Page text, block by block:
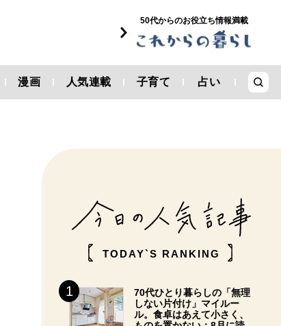
50代からのお役立ち情報満載
漫画 人気連載 子育て 占い
TODAY`S RANKING
70代ひとり暮らしの「無理
しない片付け」マイルー
ル。食卓はあえて小さく、